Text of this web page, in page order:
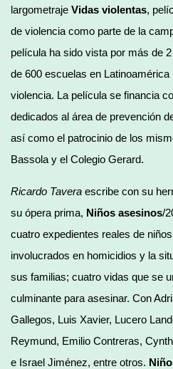
largometraje Vidas violentas,
de violencia como parte de la
película ha sido vista por más de
de 600 escuelas en Latinoamérica
violencia. La película se financia
dedicados al área de prevención
así como el patrocinio de los
Bassola y el Colegio Gerard.
Ricardo Tavera escribe con su
su ópera prima, Niños asesinos/
cuatro expedientes reales de
involucrados en homicidios y la
sus familias; cuatro vidas que se
culminante para asesinar. Con
Gallegos, Luis Xavier, Lucero
Reymund, Emilio Contreras,
e Israel Jiménez, entre otros.